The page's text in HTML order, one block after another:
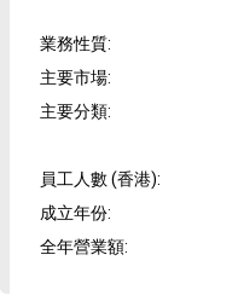
業務性質:
主要市場:
主要分類:
員工人數 (香港):
成立年份:
全年營業額: